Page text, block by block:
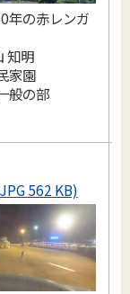
年の赤レンガ
知明
家園
般の部
562 KB)